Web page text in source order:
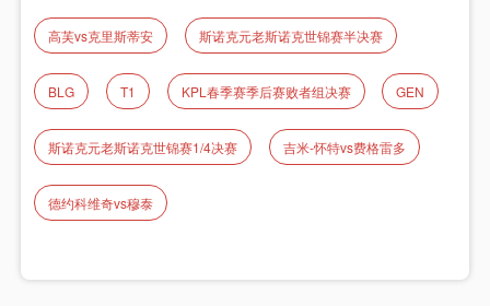
高芙vs克里斯蒂安 斯诺克元老斯诺克世锦赛半决赛
BLG T1 KPL春季赛季后赛败者组决赛 GEN
斯诺克元老斯诺克世锦赛1/4决赛 吉米-怀特vs费格雷多
德约科维奇vs穆泰